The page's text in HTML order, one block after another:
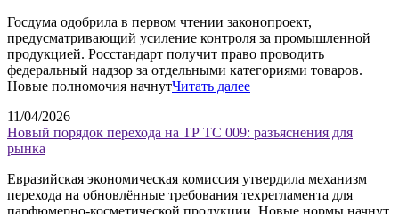
Госдума одобрила в первом чтении законопроект,
предусматривающий усиление контроля за промышленной
продукцией. Росстандарт получит право проводить
федеральный надзор за отдельными категориями товаров.
Новые полномочия начнутЧитать далее
11/04/2026
Новый порядок перехода на ТР ТС 009: разъяснения для
рынка
Евразийская экономическая комиссия утвердила механизм
перехода на обновлённые требования техрегламента для
парфюмерно-косметической продукции. Новые нормы начнут